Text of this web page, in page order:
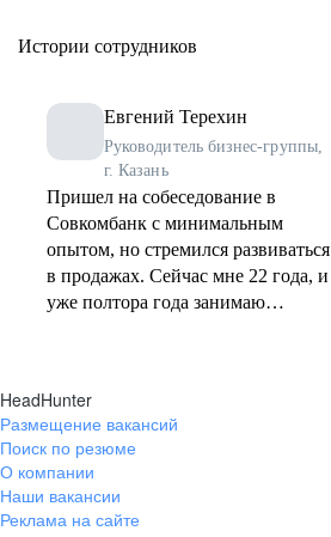
Истории сотрудников
Евгений Терехин
Руководитель бизнес-группы,
г. Казань
Пришел на собеседование в
Совкомбанк с минимальным
опытом, но стремился развиваться
в продажах. Сейчас мне 22 года, и
уже полтора года занимаю
образование. Молодежь сегодня
задаёт тренды и меняет рынок
труда, и горжусь тем, что являюсь
HeadHunter
Размещение вакансий
Поиск по резюме
О компании
Наши вакансии
Реклама на сайте